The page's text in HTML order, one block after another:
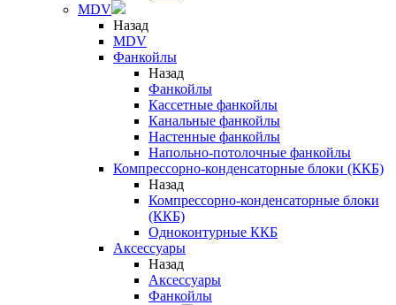
MDV
Назад
MDV
Фанкойлы
Назад
Фанкойлы
Кассетные фанкойлы
Канальные фанкойлы
Настенные фанкойлы
Напольно-потолочные фанкойлы
Компрессорно-конденсаторные блоки (ККБ)
Назад
Компрессорно-конденсаторные блоки
(ККБ)
Одноконтурные ККБ
Аксессуары
Назад
Аксессуары
Фанкойлы